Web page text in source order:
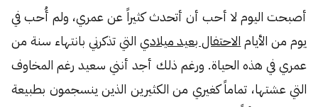
أصبحت اليوم لا أحب أن أتحدث كثيراً عن عمري، ولم أُحب في
يوم من الأيام الاحتفال بعيد ميلادي التي تذكرني بانتهاء سنة من
عمري في هذه الحياة. ورغم ذلك أجد أنني سعيد رغم المخاوف
التي عشتها، تماماً كغيري من الكثيرين الذين ينسجمون بطبيعة